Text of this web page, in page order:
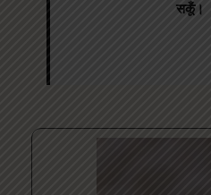
सकूँ।